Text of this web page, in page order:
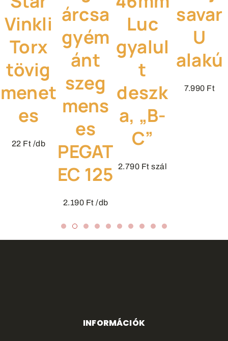
Vinkli
Torx
tövig
menet
es
22 Ft /db
árcsa
gyém
ánt
szeg
mens
es
PEGAT
EC 125
2.190 Ft /db
Luc
gyalul
t
deszk
a, „B-
C”
2.790 Ft szál
savar
U
alakú
7.990 Ft
INFORMÁCIÓK